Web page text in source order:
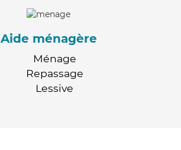
Aide ménagère
Ménage
Repassage
Lessive